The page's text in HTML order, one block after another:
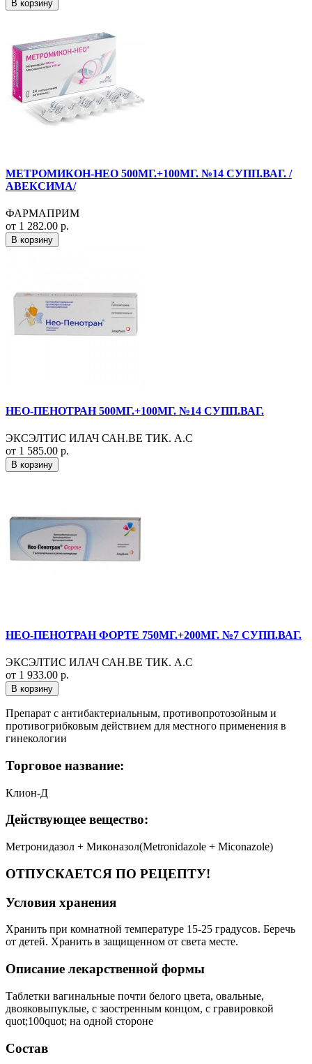
В корзину
МЕТРОМИКОН-НЕО 500МГ.+100МГ. №14 СУПП.ВАГ. /
АВЕКСИМА/
ФАРМАПРИМ
от 1 282.00 р.
В корзину
НЕО-ПЕНОТРАН 500МГ.+100МГ. №14 СУПП.ВАГ.
ЭКСЭЛТИС ИЛАЧ САН.ВЕ ТИК. А.С
от 1 585.00 р.
В корзину
НЕО-ПЕНОТРАН ФОРТЕ 750МГ.+200МГ. №7 СУПП.ВАГ.
ЭКСЭЛТИС ИЛАЧ САН.ВЕ ТИК. А.С
от 1 933.00 р.
В корзину
Препарат с антибактериальным, противопротозойным и
противогрибковым действием для местного применения в
гинекологии
Торговое название:
Клион-Д
Действующее вещество:
Метронидазол + Миконазол(Metronidazole + Miconazole)
ОТПУСКАЕТСЯ ПО РЕЦЕПТУ!
Условия хранения
Хранить при комнатной температуре 15-25 градусов. Беречь
от детей. Хранить в защищенном от света месте.
Описание лекарственной формы
Таблетки вагинальные почти белого цвета, овальные,
двояковыпуклые, с заостренным концом, с гравировкой
quot;100quot; на одной стороне
Состав